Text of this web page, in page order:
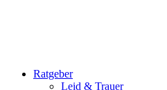
Ratgeber
Leid & Trauer